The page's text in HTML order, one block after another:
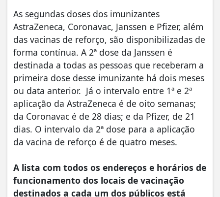
As segundas doses dos imunizantes
AstraZeneca, Coronavac, Janssen e Pfizer, além
das vacinas de reforço, são disponibilizadas de
forma contínua. A 2ª dose da Janssen é
destinada a todas as pessoas que receberam a
primeira dose desse imunizante há dois meses
ou data anterior. Já o intervalo entre 1ª e 2ª
aplicação da AstraZeneca é de oito semanas;
da Coronavac é de 28 dias; e da Pfizer, de 21
dias. O intervalo da 2ª dose para a aplicação
da vacina de reforço é de quatro meses.
A lista com todos os endereços e horários de
funcionamento dos locais de vacinação
destinados a cada um dos públicos está